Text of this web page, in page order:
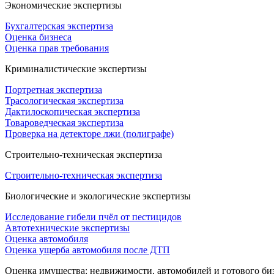
Экономические экспертизы
Бухгалтерская экспертиза
Оценка бизнеса
Оценка прав требования
Криминалистические экспертизы
Портретная экспертиза
Трасологическая экспертиза
Дактилоскопическая экспертиза
Товароведческая экспертиза
Проверка на детекторе лжи (полиграфе)
Строительно-техническая экспертиза
Строительно-техническая экспертиза
Биологические и экологические экспертизы
Исследование гибели пчёл от пестицидов
Автотехнические экспертизы
Оценка автомобиля
Оценка ущерба автомобиля после ДТП
Оценка имущества: недвижимости, автомобилей и готового